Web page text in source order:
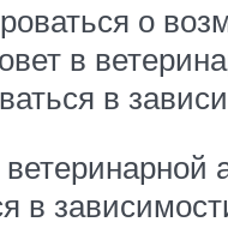
о
в
в
в